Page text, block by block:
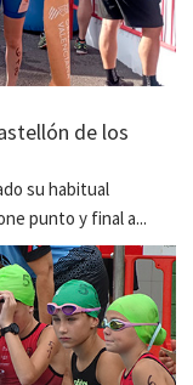
de los
su habitual
punto y final a...